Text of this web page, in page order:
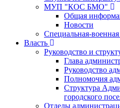
МУП "КОС БМО"
Общая
Новости
Специальная-
Власть
Руководство и
Глава
Руководство
Полномочия
Структура
городского
Отделы